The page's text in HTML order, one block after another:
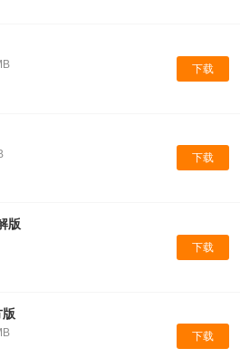
下载
下载
版
下载
下载